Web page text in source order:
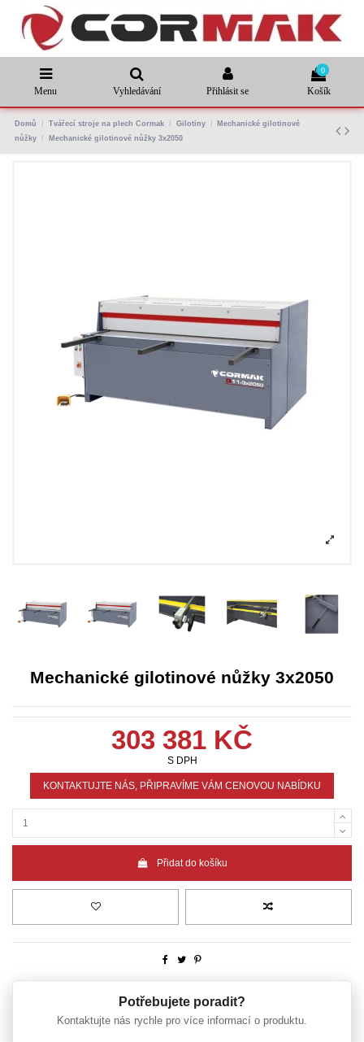
Menu Vyhledávání Přihlásit se
0
Košík
Domů Tvářecí stroje na plech Cormak Gilotiny
Mechanické gilotinové
nůžky
Mechanické gilotinové nůžky 3x2050
Mechanické gilotinové nůžky 3x2050
303 381 KČ
S DPH
KONTAKTUJTE NÁS, PŘIPRAVÍME VÁM CENOVOU NABÍDKU
Přidat do košíku
Potřebujete poradit?
Kontaktujte nás rychle pro více informací o produktu.